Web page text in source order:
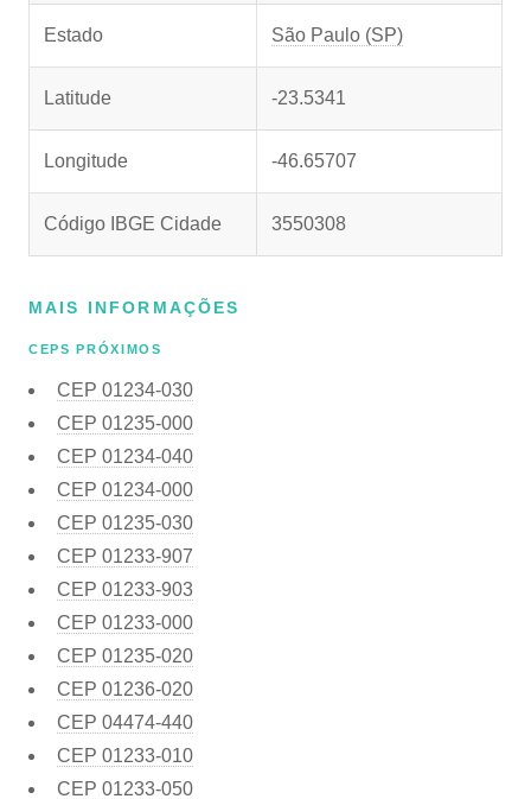
Estado São Paulo (SP)
Latitude -23.5341
Longitude -46.65707
Código IBGE Cidade 3550308
MAIS INFORMAÇÕES
CEPS PRÓXIMOS
CEP 01234-030
CEP 01235-000
CEP 01234-040
CEP 01234-000
CEP 01235-030
CEP 01233-907
CEP 01233-903
CEP 01233-000
CEP 01235-020
CEP 01236-020
CEP 04474-440
CEP 01233-010
CEP 01233-050